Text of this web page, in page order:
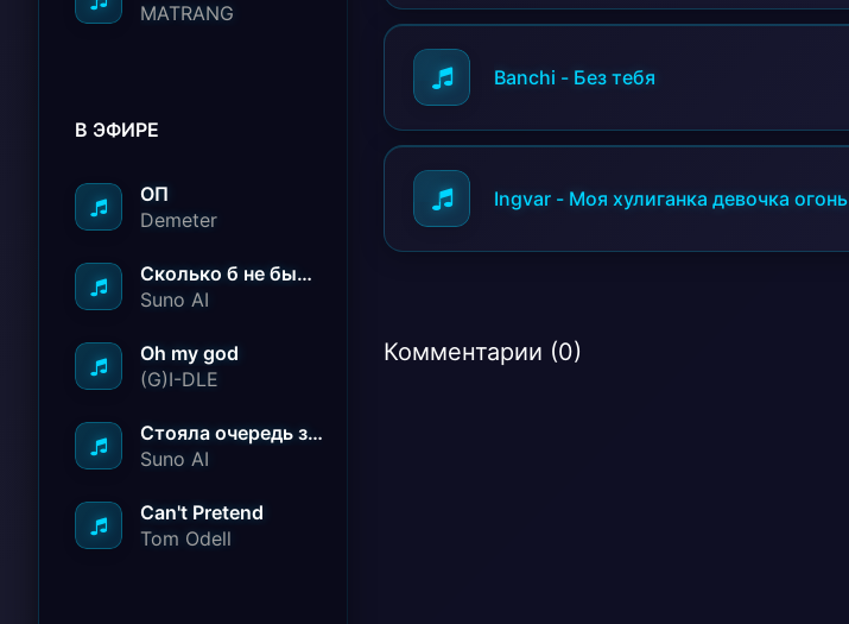
MATRANG
В ЭФИРЕ
ОП
Demeter
Сколько б не было вам лет не грустите
Suno AI
Oh my god
(G)I-DLE
Стояла очередь за радостью
Suno AI
Can't Pretend
Tom Odell
Banchi - Без тебя
Ingvar - Моя хулиганка девочка огонь
Комментарии (0)